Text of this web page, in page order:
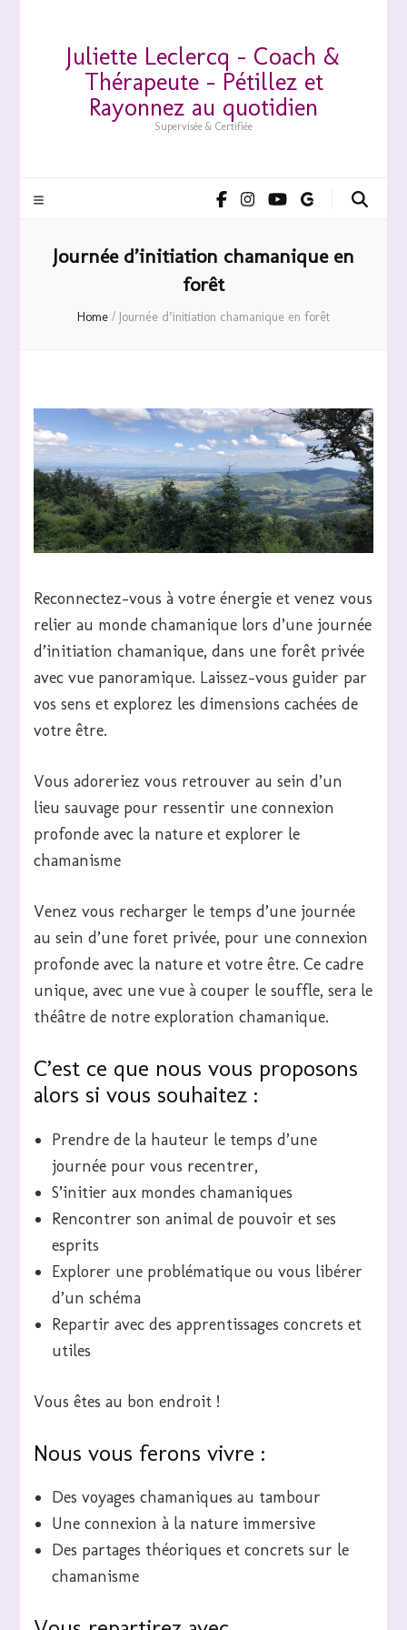
Juliette Leclercq – Coach &
Thérapeute – Pétillez et
Rayonnez au quotidien
Supervisée & Certifiée
Journée d’initiation chamanique en
forêt
Home / Journée d’initiation chamanique en forêt
Reconnectez-vous à votre énergie et venez vous
relier au monde chamanique lors d’une journée
d’initiation chamanique, dans une forêt privée
avec vue panoramique. Laissez-vous guider par
vos sens et explorez les dimensions cachées de
votre être.
Vous adoreriez vous retrouver au sein d’un
lieu sauvage pour ressentir une connexion
profonde avec la nature et explorer le
chamanisme
Venez vous recharger le temps d’une journée
au sein d’une foret privée, pour une connexion
profonde avec la nature et votre être. Ce cadre
unique, avec une vue à couper le souffle, sera le
théâtre de notre exploration chamanique.
C’est ce que nous vous proposons
alors si vous souhaitez :
Prendre de la hauteur le temps d’une
journée pour vous recentrer,
S’initier aux mondes chamaniques
Rencontrer son animal de pouvoir et ses
esprits
Explorer une problématique ou vous libérer
d’un schéma
Repartir avec des apprentissages concrets et
utiles
Vous êtes au bon endroit !
Nous vous ferons vivre :
Des voyages chamaniques au tambour
Une connexion à la nature immersive
Des partages théoriques et concrets sur le
chamanisme